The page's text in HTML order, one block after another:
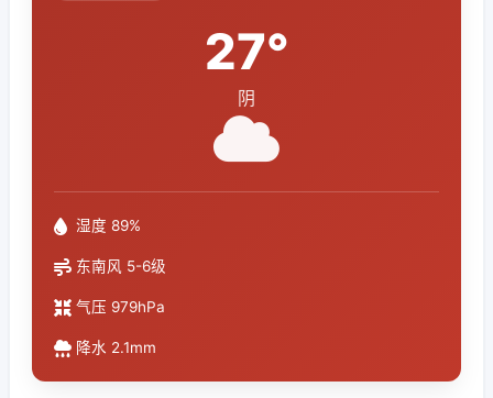
27°
阴
湿度 89%
东南风 5-6级
气压 979hPa
降水 2.1mm